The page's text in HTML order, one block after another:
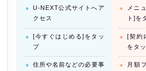
U-NEXT公式サイトへア
クセス
[今すぐはじめる]をタッ
プ
住所や名前などの必要事
メニ
ト]を
[契約
をタ
月額